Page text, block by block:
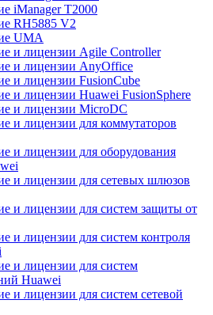
iManager T2000
RH5885 V2
UMA
и лицензии Agile Controller
и лицензии AnyOffice
и лицензии FusionCube
и лицензии Huawei FusionSphere
и лицензии MicroDC
и лицензии для коммутаторов
и лицензии для оборудования
и лицензии для сетевых шлюзов
и лицензии для систем защиты от
и лицензии для систем контроля
и лицензии для систем
Huawei
и лицензии для систем сетевой